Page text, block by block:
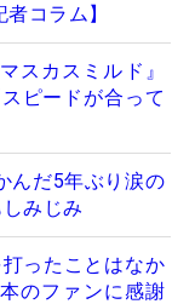
コラム】
スカスミルド』
ピードが合って
んだ5年ぶり涙の
みじみ
ったことはなか
のファンに感謝